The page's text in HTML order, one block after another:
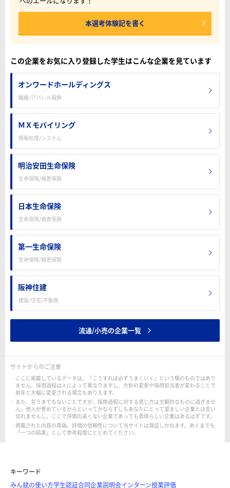
本選考体験記を書く
この企業をお気に入り登録した学生はこんな企業を見ています
オンワードホールディングス
繊維/アパレル服飾
ＭＸモバイリング
情報処理/システム
明治安田生命保険
生命保険/損害保険
日本生命保険
生命保険/損害保険
第一生命保険
生命保険/損害保険
阪神住建
建設/住宅/不動産
流通/小売の企業一覧
サイトからのご注意
ここに掲載しているデータは、「こうすれば必ずうまくいく」という類のものではあり
ません。採用過程は人によって異なりますし、方針の変更や採用担当者が変わることで
前年と大幅に変更される場合もありえます。
また、言うまでもないことですが、採用過程に対する感じ方は主観的なものに過ぎませ
ん。他人が誉めているからといってかならずしもあなたにとって望ましい企業とは言い
切れませんし、ここで評価の高くない企業であっても素晴らしい企業はあるはずです。
掲載された内容の真偽、評価の信頼性について当サイトは保証しかねます。あくまでも
「一つの結果」として参考程度にとどめてください。
キーワード
みん就の使い方学生認証合同企業説明会インターン授業評価